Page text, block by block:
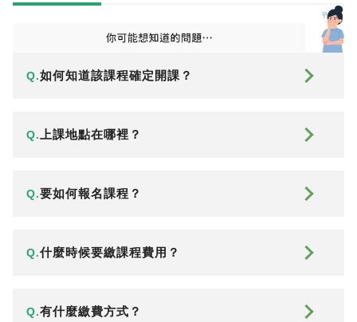
Q.如何知道該課程確定開課？
Q. 上課地點在哪裡？
Q.要如何報名課程？
Q.什麼時候要繳課程費用？
Q.有什麼繳費方式？